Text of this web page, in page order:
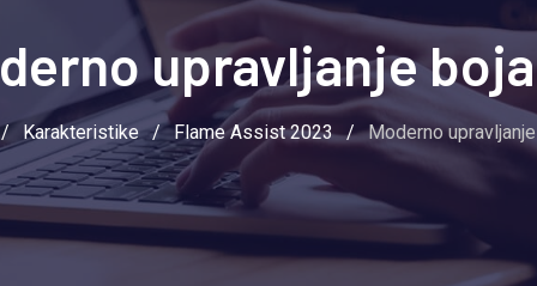
upravljanje
Karakteristike / Flame Assist 2023 / Moderno